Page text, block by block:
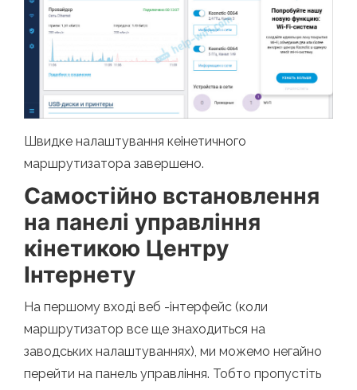
Швидке налаштування кеінетичного
маршрутизатора завершено.
Самостійно встановлення
на панелі управління
кінетикою Центру
Інтернету
На першому вході веб -інтерфейс (коли
маршрутизатор все ще знаходиться на
заводських налаштуваннях), ми можемо негайно
перейти на панель управління. Тобто пропустіть